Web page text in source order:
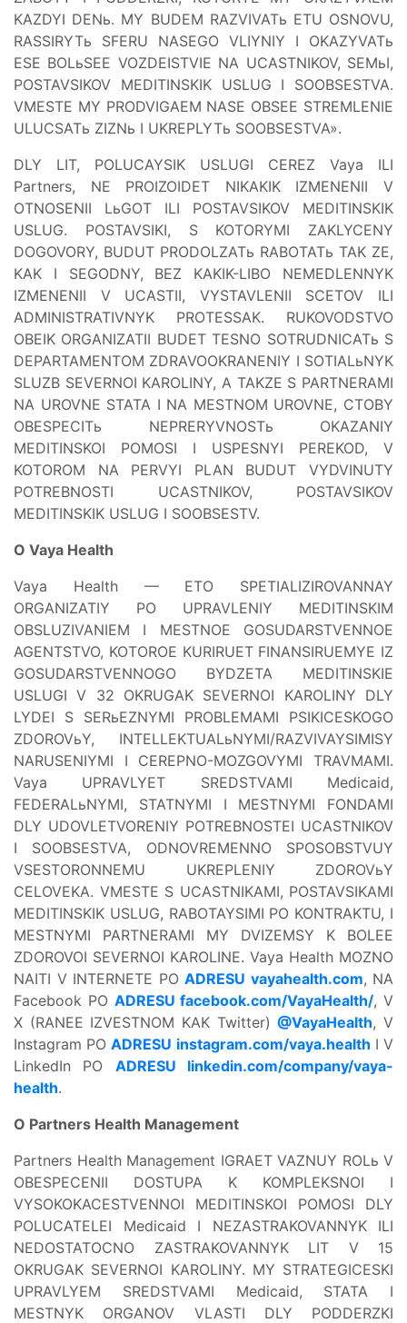
KAZDYI DENь. MY BUDEM RAZVIVATь ETU OSNOVU,
RASSIRYTь SFERU NASEGO VLIYNIY I OKAZYVATь
ESE BOLьSEE VOZDEISTVIE NA UCASTNIKOV, SEMьI,
POSTAVSIKOV MEDITINSKIK USLUG I SOOBSESTVA.
VMESTE MY PRODVIGAEM NASE OBSEE STREMLENIE
ULUCSATь ZIZNь I UKREPLYTь SOOBSESTVA».
DLY LIT, POLUCAYSIK USLUGI CEREZ Vaya ILI
Partners, NE PROIZOIDET NIKAKIK IZMENENII V
OTNOSENII LьGOT ILI POSTAVSIKOV MEDITINSKIK
USLUG. POSTAVSIKI, S KOTORYMI ZAKLYCENY
DOGOVORY, BUDUT PRODOLZATь RABOTATь TAK ZE,
KAK I SEGODNY, BEZ KAKIK-LIBO NEMEDLENNYK
IZMENENII V UCASTII, VYSTAVLENII SCETOV ILI
ADMINISTRATIVNYK PROTESSAK. RUKOVODSTVO
OBEIK ORGANIZATII BUDET TESNO SOTRUDNICATь S
DEPARTAMENTOM ZDRAVOOKRANENIY I SOTIALьNYK
SLUZB SEVERNOI KAROLINY, A TAKZE S PARTNERAMI
NA UROVNE STATA I NA MESTNOM UROVNE, CTOBY
OBESPECITь NEPRERYVNOSTь OKAZANIY
MEDITINSKOI POMOSI I USPESNYI PEREKOD, V
KOTOROM NA PERVYI PLAN BUDUT VYDVINUTY
POTREBNOSTI UCASTNIKOV, POSTAVSIKOV
MEDITINSKIK USLUG I SOOBSESTV.
O Vaya Health
Vaya Health — ETO SPETIALIZIROVANNAY
ORGANIZATIY PO UPRAVLENIY MEDITINSKIM
OBSLUZIVANIEM I MESTNOE GOSUDARSTVENNOE
AGENTSTVO, KOTOROE KURIRUET FINANSIRUEMYE IZ
GOSUDARSTVENNOGO BYDZETA MEDITINSKIE
USLUGI V 32 OKRUGAK SEVERNOI KAROLINY DLY
LYDEI S SERьEZNYMI PROBLEMAMI PSIKICESKOGO
ZDOROVьY, INTELLEKTUALьNYMI/RAZVIVAYSIMISY
NARUSENIYMI I CEREPNO-MOZGOVYMI TRAVMAMI.
Vaya UPRAVLYET SREDSTVAMI Medicaid,
FEDERALьNYMI, STATNYMI I MESTNYMI FONDAMI
DLY UDOVLETVORENIY POTREBNOSTEI UCASTNIKOV
I SOOBSESTVA, ODNOVREMENNO SPOSOBSTVUY
VSESTORONNEMU UKREPLENIY ZDOROVьY
CELOVEKA. VMESTE S UCASTNIKAMI, POSTAVSIKAMI
MEDITINSKIK USLUG, RABOTAYSIMI PO KONTRAKTU, I
MESTNYMI PARTNERAMI MY DVIZEMSY K BOLEE
ZDOROVOI SEVERNOI KAROLINE. Vaya Health MOZNO
NAITI V INTERNETE PO ADRESU vayahealth.com, NA
Facebook PO ADRESU facebook.com/VayaHealth/, V
X (RANEE IZVESTNOM KAK Twitter)@VayaHealth, V
Instagram POADRESU instagram.com/vaya.health I V
LinkedIn PO ADRESU linkedin.com/company/vaya-
health.
O Partners Health Management
Partners Health Management IGRAET VAZNUY ROLь V
OBESPECENII DOSTUPA K KOMPLEKSNOI I
VYSOKOKACESTVENNOI MEDITINSKOI POMOSI DLY
POLUCATELEI Medicaid I NEZASTRAKOVANNYK ILI
NEDOSTATOCNO ZASTRAKOVANNYK LIT V 15
OKRUGAK SEVERNOI KAROLINY. MY STRATEGICESKI
UPRAVLYEM SREDSTVAMI Medicaid, STATA I
MESTNYK ORGANOV VLASTI DLY PODDERZKI